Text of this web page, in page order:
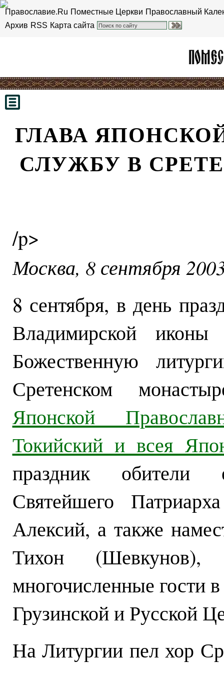
Православие.Ru Поместные Церкви Православный
Архив RSS Карта сайта
ГЛАВА
СЛУЖБУ В
/p>
Москва, 8 сентября
8 сентября, в день
Владимирской
Божественную
Сретенском
Японской
Токийский и всея
праздник обители
Святейшего
Алексий, а также
Тихон
многочисленные гости
Грузинской и Русской
На Литургии пел хор